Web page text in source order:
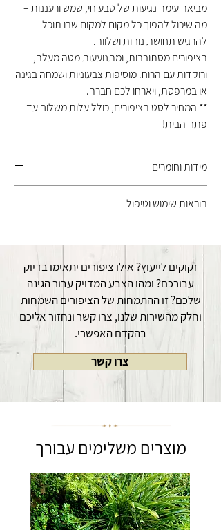
מביאה עימה נגיעות של טבע חי, שמש ורעננות –
מה שיכול להפוך כל מקום למקום שבו תוכל
להרגיש תחושת נוחות ושלווה.
הציפורים מסתובבות, ומתנועעות מטה מעלה,
ורוקדות עם הרוח. מוסיפות צבעוניות ושמחה בגינה
או במרפסת, ויארחו לכם חברה.
** המחיר לסט הציפורים, כולל עלות משלוח עד
פתח הבית!
מידות וחומרים
המקור עם הגנה UV , חומרים עמידים בתנאי מזג
אותו ניתן לקבע בקלות לקרקע או לאדית
המרפסת .
מידות הציפורים - אורך גוף 65 ס"מ, גובה יתד 65
ס"מ
הוראות שימוש וטיפול
המנגנון המחובר לבטן הציפור, מתקינים בקלות על
היתד ומשחררים את הציפור לרקד עם הרוח.
זקוקים לייעוץ? אילו ציפורים יתאימו בדיוק
עבורכם? ומהו הצבע המדויק עבור הגינה
שלכם? זו ההתמחות של הציפורים השמחות
וחלק מהשירות שלנו, צרו קשר ונחזור אליכם
בהקדם האפשרי.
צרו קשר
מוצרים משלימים עבורך